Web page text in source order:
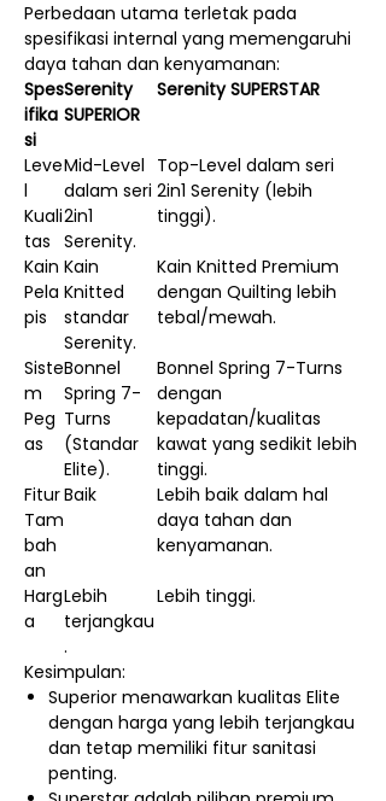
Perbedaan utama terletak pada
spesifikasi internal yang memengaruhi
daya tahan dan kenyamanan:
Spes
ifika
si
Serenity
SUPERIOR
Serenity SUPERSTAR
Leve
l
Kuali
tas
Mid-Level
dalam seri
2in1
Serenity.
Top-Level dalam seri
2in1 Serenity (lebih
tinggi).
Kain
Pela
pis
Kain
Knitted
standar
Serenity.
Kain Knitted Premium
dengan Quilting lebih
tebal/mewah.
Siste
m
Peg
as
Bonnel
Spring 7-
Turns
(Standar
Elite).
Bonnel Spring 7-Turns
dengan
kepadatan/kualitas
kawat yang sedikit lebih
tinggi.
Fitur
Tam
bah
an
Baik
Lebih baik dalam hal
daya tahan dan
kenyamanan.
Harg
a
Lebih
terjangkau
.
Lebih tinggi.
Kesimpulan:
Superior menawarkan kualitas Elite
dengan harga yang lebih terjangkau
dan tetap memiliki fitur sanitasi
penting.